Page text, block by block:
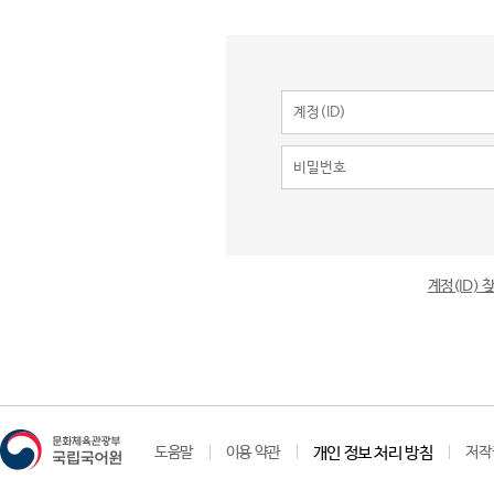
계정(ID)
도움말 이용 약관 개인 정보 처리 방침 저